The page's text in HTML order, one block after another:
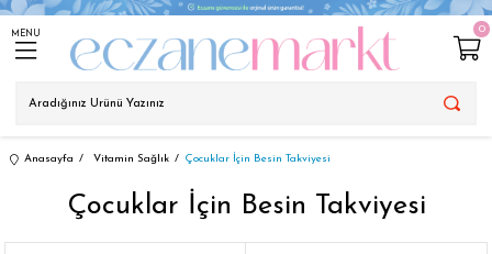
MENU 0
Anasayfa Vitamin Sağlık Çocuklar İçin Besin Takviyesi
Çocuklar İçin Besin Takviyesi